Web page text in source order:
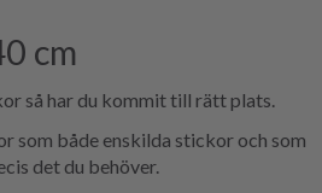
cm
så har du kommit till rätt plats.
som både enskilda stickor och som
det du behöver.